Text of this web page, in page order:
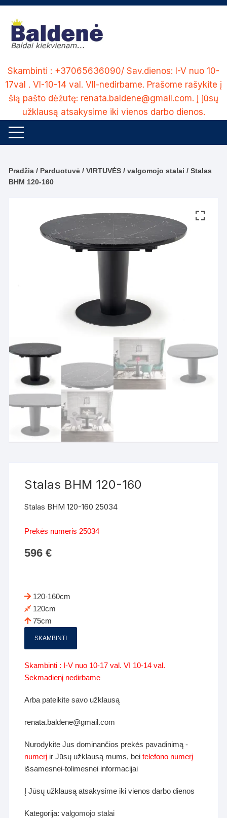
Skip
content
Skambinti : +37065636090/ Sav.dienos: I-V nuo 10-
17val . VI-10-14 val. VII-nedirbame. Prašome rašykite į
šią pašto dėžutę: renata.baldene@gmail.com. Į jūsų
užklausą atsakysime iki vienos darbo dienos.
Pradžia / Parduotuvė /VIRTUVĖS /valgomojo stalai / Stalas
BHM 120-160
Stalas BHM 120-160
Stalas BHM 120-160 25034
Prekės numeris 25034
596€
120-160cm
120cm
75cm
SKAMBINTI
Skambinti : I-V nuo 10-17 val. VI 10-14 val.
Sekmadienį nedirbame
Arba pateikite savo užklausą
renata.baldene@gmail.com
Nurodykite Jus dominančios prekės pavadinimą -
numerį ir Jūsų užklausą mums, beitelefono numerį
išsamesnei-tolimesnei informacijai
Į Jūsų užklausą atsakysime iki vienos darbo dienos
Kategorija:valgomojo stalai